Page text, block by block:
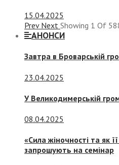
15.04.2025
Prev Next Showing 1 Of
АНОНСИ
Завтра в Броварській
23.04.2025
У Великодимерській
08.04.2025
«Сила жіночності та як
запрошують на семінар